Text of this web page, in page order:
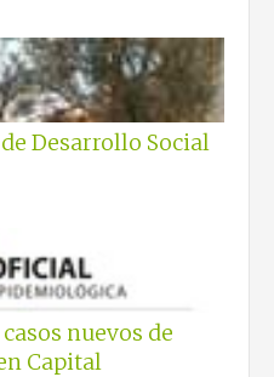
Desarrollo Social
nuevos de
Capital